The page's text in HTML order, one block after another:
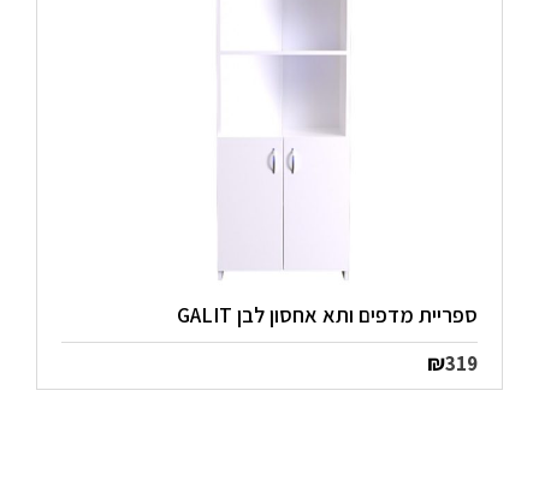
ספריית מדפים ותא אחסון לבן GALIT
₪319